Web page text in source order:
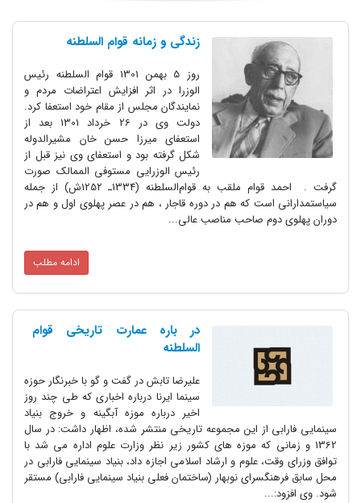
زندگی و زمانه قوام السلطنه
روز 5 بهمن 1301 قوام السلطنه رئیس
الوزرا در اثر افزایش اعتراضات مردم و
نمایندگان مجلس از مقام خود استعفا کرد.
دولت وی در 26 خرداد 1301 بعد از
استعفای میرزا حسن خان مشیرالدوله
شکل گرفته بود و استعفای وی نیز قبل از
رئیس الوزرایی مستوفی الممالک صورت
گرفت . احمد قوام ملقب به قوام‌السلطنه (1334ـ 1252ش) از جمله
سیاستمدارانی است که هم در دوره قاجار ، هم در عصر پهلوی اول و هم در
دوران پهلوی دوم صاحب مناصب عالی...
ادامه مطلب
در باره عمارت تاریخی قوام
السلطنه
علیرضا تابش در گفت و گو با خبرنگار حوزه
سینما ایرنا درباره اخباری که طی چند روز
اخیر درباره موزه آبگینه و خروج بنیاد
سینمایی فارابی از این مجموعه تاریخی منتشر شده، اظهار داشت: در سال
1362 و زمانی که موزه های کشور زیر نظر وزارت علوم اداره می شد با
توافق وزرای وقت، علوم و ارشاد اسلامی اجازه داد، بنیاد سینمایی فارابی در
محل سابق فرهنگسرای نوبهار (ساختمان فعلی بنیاد سینمایی فارابی) مستقر
شود. وی افزود:...